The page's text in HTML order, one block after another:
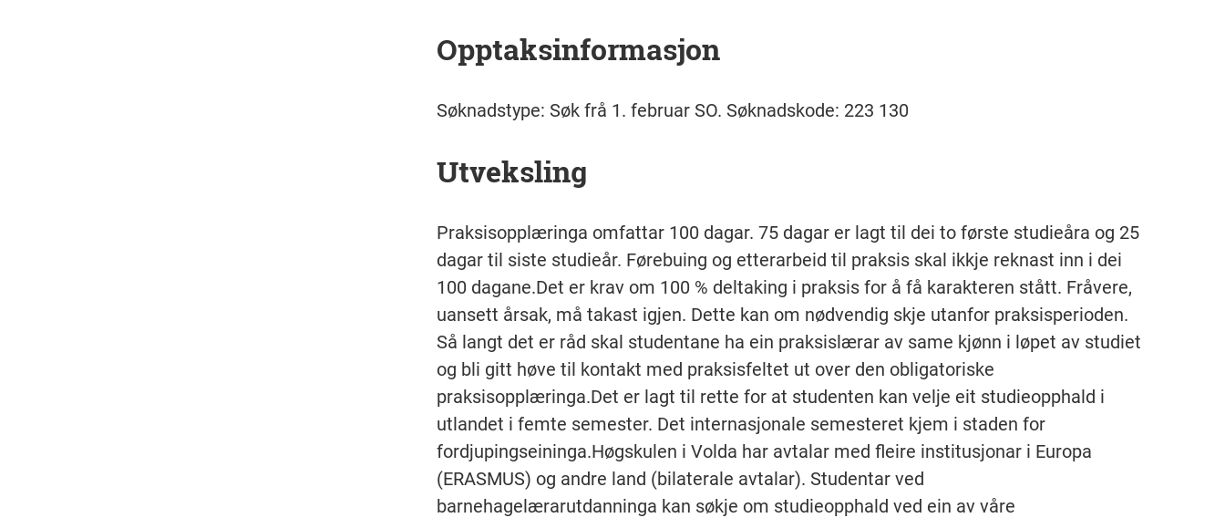
Opptaksinformasjon
Søknadstype: Søk frå 1. februar SO. Søknadskode: 223 130
Utveksling
Praksisopplæringa omfattar 100 dagar. 75 dagar er lagt til dei to første studieåra og 25
dagar til siste studieår. Førebuing og etterarbeid til praksis skal ikkje reknast inn i dei
100 dagane.Det er krav om 100 % deltaking i praksis for å få karakteren stått. Fråvere,
uansett årsak, må takast igjen. Dette kan om nødvendig skje utanfor praksisperioden.
Så langt det er råd skal studentane ha ein praksislærar av same kjønn i løpet av studiet
og bli gitt høve til kontakt med praksisfeltet ut over den obligatoriske
praksisopplæringa.Det er lagt til rette for at studenten kan velje eit studieopphald i
utlandet i femte semester. Det internasjonale semesteret kjem i staden for
fordjupingseininga.Høgskulen i Volda har avtalar med fleire institusjonar i Europa
(ERASMUS) og andre land (bilaterale avtalar). Studentar ved
barnehagelærarutdanninga kan søkje om studieopphald ved ein av våre